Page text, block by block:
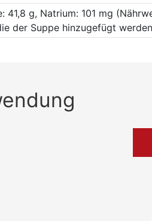
41,8 g, Natrium: 101 mg
der Suppe hinzugefügt